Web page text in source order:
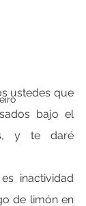
ustedes que
​​bajo el
y te daré
inactividad
de limón en